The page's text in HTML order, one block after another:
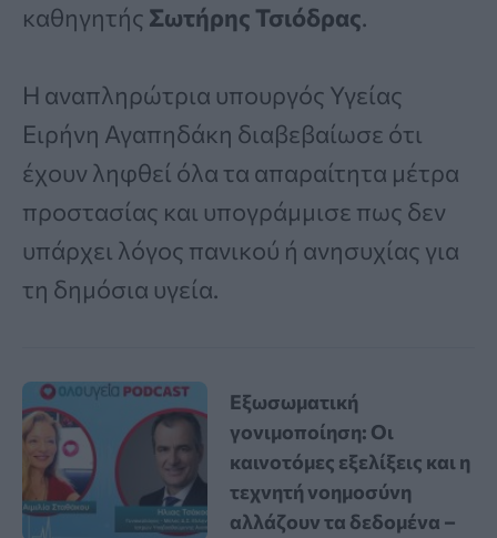
καθηγητής Σωτήρης Τσιόδρας.
Η αναπληρώτρια υπουργός Υγείας
Ειρήνη Αγαπηδάκη διαβεβαίωσε ότι
έχουν ληφθεί όλα τα απαραίτητα μέτρα
προστασίας και υπογράμμισε πως δεν
υπάρχει λόγος πανικού ή ανησυχίας για
τη δημόσια υγεία.
Εξωσωματική
γονιμοποίηση: Οι
καινοτόμες εξελίξεις και η
τεχνητή νοημοσύνη
αλλάζουν τα δεδομένα –